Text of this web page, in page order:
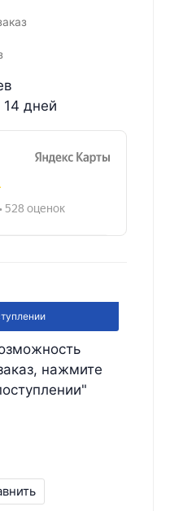
14 дней
нажмите